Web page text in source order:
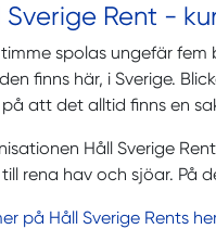
Sverige Rent -
spolas ungefär fem
finns här, i Sverige.
på att det alltid finns en
Håll Sverige
rena hav och sjöar. På
på Håll Sverige Rents